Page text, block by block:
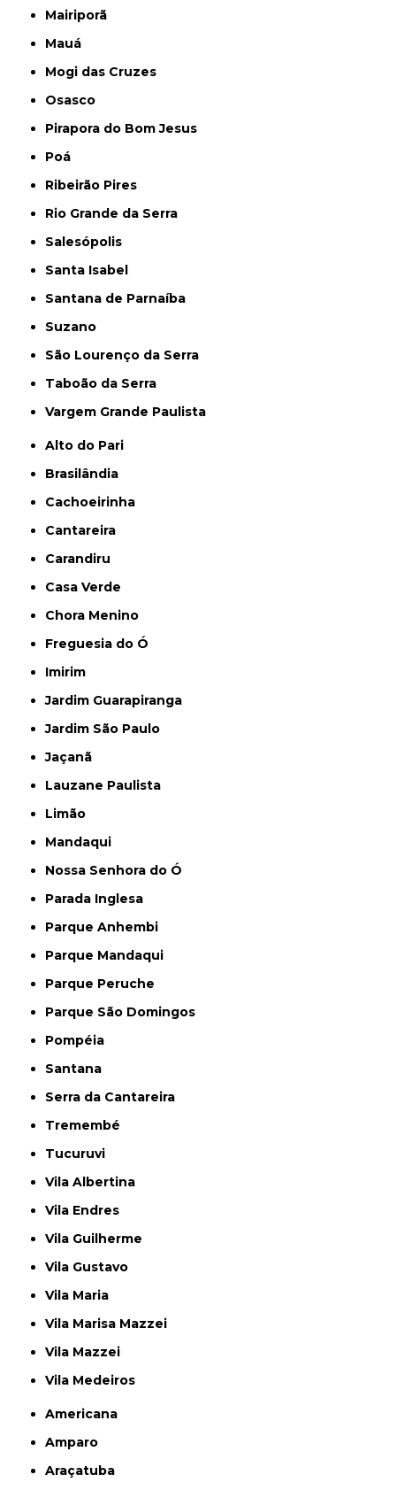
Mairiporã
Mauá
Mogi das Cruzes
Osasco
Pirapora do Bom Jesus
Poá
Ribeirão Pires
Rio Grande da Serra
Salesópolis
Santa Isabel
Santana de Parnaíba
Suzano
São Lourenço da Serra
Taboão da Serra
Vargem Grande Paulista
Alto do Pari
Brasilândia
Cachoeirinha
Cantareira
Carandiru
Casa Verde
Chora Menino
Freguesia do Ó
Imirim
Jardim Guarapiranga
Jardim São Paulo
Jaçanã
Lauzane Paulista
Limão
Mandaqui
Nossa Senhora do Ó
Parada Inglesa
Parque Anhembi
Parque Mandaqui
Parque Peruche
Parque São Domingos
Pompéia
Santana
Serra da Cantareira
Tremembé
Tucuruvi
Vila Albertina
Vila Endres
Vila Guilherme
Vila Gustavo
Vila Maria
Vila Marisa Mazzei
Vila Mazzei
Vila Medeiros
Americana
Amparo
Araçatuba